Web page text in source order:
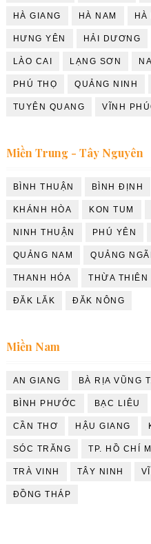
HÀ GIANG HÀ NAM HÀ
HƯNG YÊN HẢI DƯƠNG
LÀO CAI LẠNG SƠN
PHÚ THỌ QUẢNG NINH
TUYÊN QUANG VĨNH
Miền Trung - Tây Nguyên
BÌNH THUẬN BÌNH ĐỊNH
KHÁNH HÒA KON TUM
NINH THUẬN PHÚ YÊN
QUẢNG NAM QUẢNG
THANH HÓA THỪA THIÊN
ĐĂK LĂK ĐĂK NÔNG
Miền Nam
AN GIANG BÀ RỊA VŨNG
BÌNH PHƯỚC BẠC LIÊU
CẦN THƠ HẬU GIANG
SÓC TRĂNG TP. HỒ CHÍ
TRÀ VINH TÂY NINH
ĐỒNG THÁP